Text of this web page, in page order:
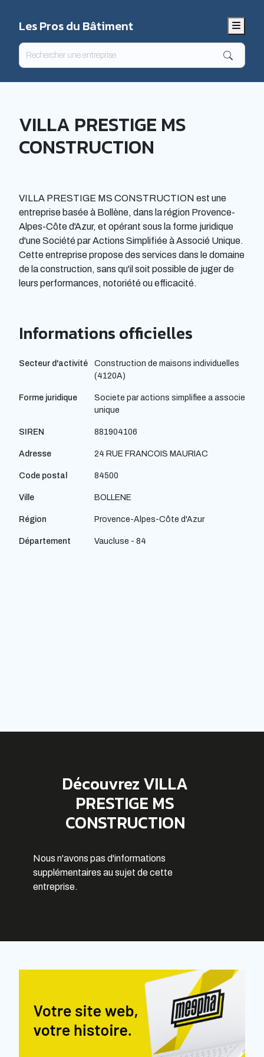
Les Pros du Bâtiment Menu
VILLA PRESTIGE MS
CONSTRUCTION
VILLA PRESTIGE MS CONSTRUCTION est une
entreprise basée à Bollène, dans la région Provence-
Alpes-Côte d'Azur, et opérant sous la forme juridique
d'une Société par Actions Simplifiée à Associé Unique.
Cette entreprise propose des services dans le domaine
de la construction, sans qu'il soit possible de juger de
leurs performances, notoriété ou efficacité.
Informations officielles
Secteur d'activité
Construction de maisons individuelles
(4120A)
Forme juridique
Societe par actions simplifiee a associe
unique
SIREN 881904106
Adresse 24 RUE FRANCOIS MAURIAC
Code postal 84500
Ville BOLLENE
Région Provence-Alpes-Côte d'Azur
Département Vaucluse - 84
Découvrez VILLA
PRESTIGE MS
CONSTRUCTION
Nous n'avons pas d'informations
supplémentaires au sujet de cette
entreprise.